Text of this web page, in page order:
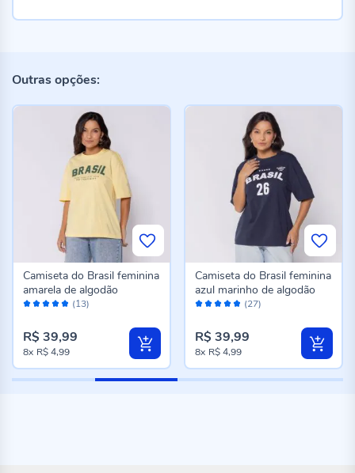
Outras opções:
Avaliação: (13)
Camiseta do Brasil feminina
amarela de algodão
R$ 39,99
8x R$ 4,99
Avaliação: (27)
Camiseta do Brasil feminina
azul marinho de algodão
R$ 39,99
8x R$ 4,99